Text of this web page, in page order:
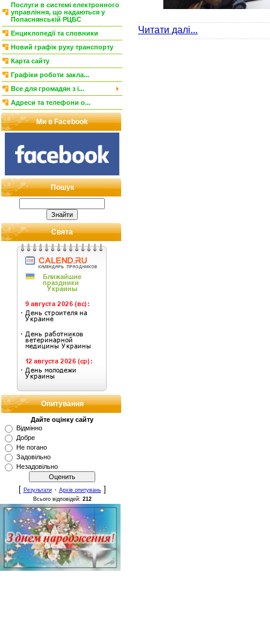
Послуги в системі електронного
управління, що надаються у
Попаснянській РЦБС
Енциклопедії та словники
Новий графік руху транспорту
Карта сайту
Графіки роботи закла...
Все для громадян з і...
Адреси та телефони о...
Ми в Facebook
Пошук
Свята
Опитування
Дайте оцінку сайту
Відмінно
Добре
Не погано
Задовільно
Незадовільно
[ Результати· Архів опитувань]
Всього відповідей: 212
Читати далі...